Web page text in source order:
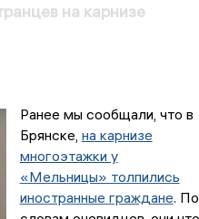
на карнизе
Ранее мы сообщали, что в
Брянске, на карнизе
многоэтажки у
«Мельницы» толпились
иностранные граждане. По